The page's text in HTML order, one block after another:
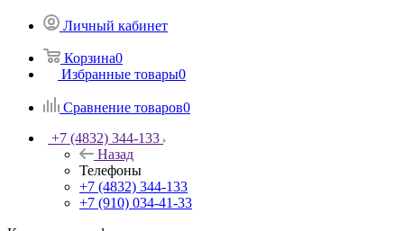
Личный кабинет
Корзина0
Избранные товары0
Сравнение товаров0
+7 (4832) 344-133
Назад
Телефоны
+7 (4832) 344-133
+7 (910) 034-41-33